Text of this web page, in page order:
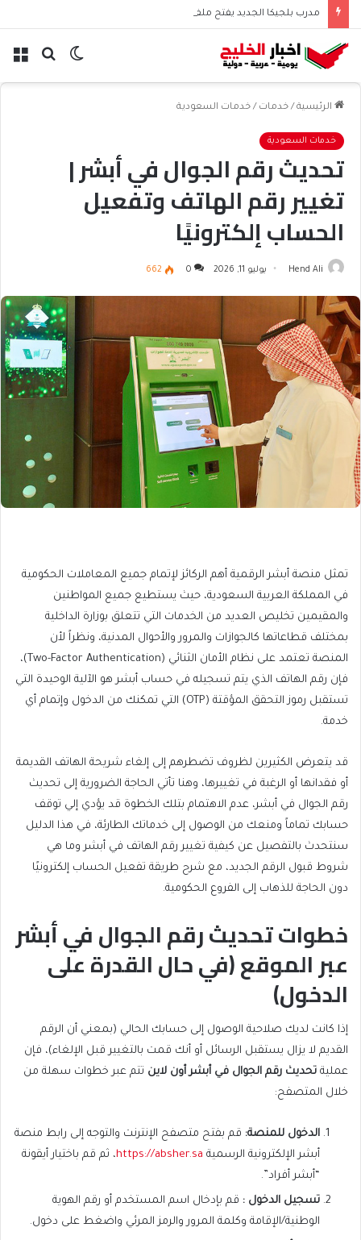
مدرب بلجيكا الجديد يفتح ملف كورتوا في أول اختباراته
بحث الوضع
الرئيسية / خدمات / خدمات السعودية
خدمات السعودية
تحديث رقم الجوال في أبشر |
تغيير رقم الهاتف وتفعيل
الحساب إلكترونيًا
Hend Ali يوليو 11, 2026 0
662
تمثل منصة أبشر الرقمية أهم الركائز لإتمام جميع المعاملات الحكومية
في المملكة العربية السعودية، حيث يستطيع جميع المواطنين
والمقيمين تخليص العديد من الخدمات التي تتعلق بوزارة الداخلية
بمختلف قطاعاتها كالجوازات والمرور والأحوال المدنية، ونظراً لأن
المنصة تعتمد على نظام الأمان الثنائي (Two-Factor Authentication)،
فإن رقم الهاتف الذي يتم تسجيله في حساب أبشر هو الآلية الوحيدة التي
تستقبل رموز التحقق المؤقتة (OTP) التي تمكنك من الدخول وإتمام أي
خدمة.
قد يتعرض الكثيرين لظروف تضطرهم إلى إلغاء شريحة الهاتف القديمة
أو فقدانها أو الرغبة في تغييرها، وهنا تأتي الحاجة الضرورية إلى تحديث
رقم الجوال في أبشر، عدم الاهتمام بتلك الخطوة قد يؤدي إلي توقف
حسابك تماماً ومنعك من الوصول إلى خدماتك الطارئة، في هذا الدليل
سنتحدث بالتفصيل عن كيفية تغيير رقم الهاتف في أبشر وما هي
شروط قبول الرقم الجديد، مع شرح طريقة تفعيل الحساب إلكترونيًا
دون الحاجة للذهاب إلى الفروع الحكومية.
خطوات تحديث رقم الجوال في أبشر
عبر الموقع (في حال القدرة على
الدخول)
إذا كانت لديك صلاحية الوصول إلى حسابك الحالي (بمعني أن الرقم
القديم لا يزال يستقبل الرسائل أو أنك قمت بالتغيير قبل الإلغاء)، فإن
عملية تحديث رقم الجوال في أبشر أون لاين تتم عبر خطوات سهلة من
خلال المتصفح:
الدخول للمنصة: قم بفتح متصفح الإنترنت والتوجه إلى رابط منصة
أبشر الإلكترونية الرسمية https://absher.sa، ثم قم باختيار أيقونة
“أبشر أفراد”.
تسجيل الدخول : قم بإدخال اسم المستخدم أو رقم الهوية
الوطنية/الإقامة وكلمة المرور والرمز المرئي واضغط على دخول.